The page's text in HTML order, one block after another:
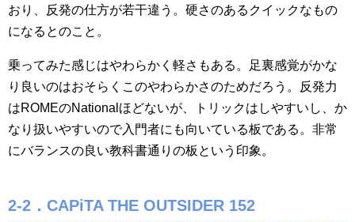
おり、反発の仕方が若干違う。硬さのあるクイックなもの
になるとのこと。
乗ってみた感じはやわらかく軽さもある。足裏感覚がかな
り良いのはおそらくこのやわらかさのためだろう。反発力
はROMEのNationalほどないが、トリックはしやすいし、か
なり扱いやすいので入門者にも向いている板である。非常
にバランスの良い教科書通りの板という印象。
2-2．CAPiTA THE OUTSIDER 152